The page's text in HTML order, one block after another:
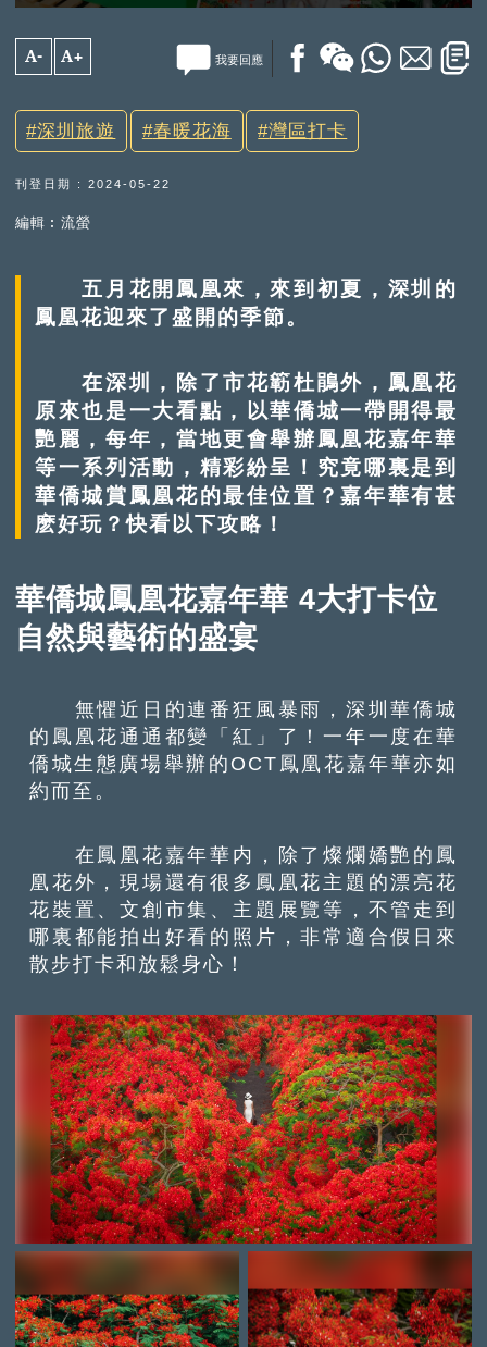
A- A+ 我要回應
深圳旅遊 春暖花海 灣區打卡
刊登日期 : 2024-05-22
編輯︰流螢
五月花開鳳凰來，來到初夏，深圳的
鳳凰花迎來了盛開的季節。
在深圳，除了市花簕杜鵑外，鳳凰花
原來也是一大看點，以華僑城一帶開得最
艷麗，每年，當地更會舉辦鳳凰花嘉年華
等一系列活動，精彩紛呈！究竟哪裏是到
華僑城賞鳳凰花的最佳位置？嘉年華有甚
麽好玩？快看以下攻略！
華僑城鳳凰花嘉年華 4大打卡位
自然與藝術的盛宴
無懼近日的連番狂風暴雨，深圳華僑城
的鳳凰花通通都變「紅」了！一年一度在華
僑城生態廣場舉辦的OCT鳳凰花嘉年華亦如
約而至。
在鳳凰花嘉年華内，除了燦爛嬌艷的鳳
凰花外，現場還有很多鳳凰花主題的漂亮花
花裝置、文創市集、主題展覽等，不管走到
哪裏都能拍出好看的照片，非常適合假日來
散步打卡和放鬆身心！